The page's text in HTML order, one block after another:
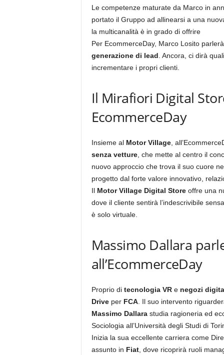
Le competenze maturate da Marco in
portato il Gruppo ad allinearsi a una
la multicanalità è in grado di offrire
Per EcommerceDay, Marco Losito
generazione di lead . Ancora, ci dirà
incrementare i propri clienti.
Il Mirafiori Digital
EcommerceDay
Insieme al Motor Village,
senza vetture, che mette al centro il
nuovo approccio che trova il suo cuore
progetto dal forte valore innovativo,
Il Motor Village Digital Storeoffre una
dove il cliente sentirà l’indescrivibile
è solo virtuale.
Massimo Dallara
all’EcommerceDay
Proprio di tecnologia VRe negozi
Driveper FCA. Il suo intervento
Massimo Dallarastudia ragioneria ed
Sociologia all’Università degli Studi di
Inizia la sua eccellente carriera come
assunto in Fiat, dove ricoprirà ruoli